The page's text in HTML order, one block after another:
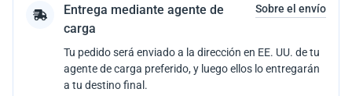
Entrega mediante agente de
carga
Sobre el envío
Tu pedido será enviado a la dirección en EE. UU. de tu
agente de carga preferido, y luego ellos lo entregarán
a tu destino final.